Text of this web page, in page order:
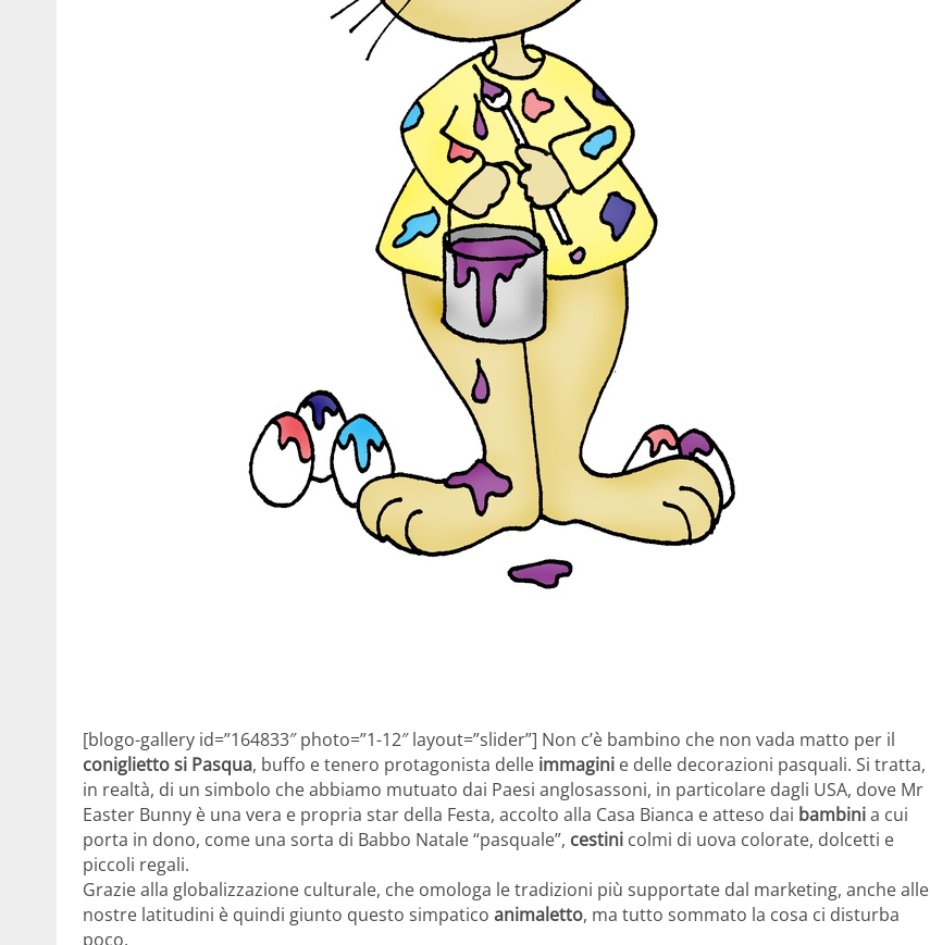
[blogo-gallery id=”164833″ photo=”1-12″ layout=”slider”] Non c’è bambino che non vada matto per il
coniglietto si Pasqua, buffo e tenero protagonista delle immagini e delle decorazioni pasquali. Si tratta,
in realtà, di un simbolo che abbiamo mutuato dai Paesi anglosassoni, in particolare dagli USA, dove Mr
Easter Bunny è una vera e propria star della Festa, accolto alla Casa Bianca e atteso dai bambinia cui
porta in dono, come una sorta di Babbo Natale “pasquale”, cestini colmi di uova colorate, dolcetti e
piccoli regali.
Grazie alla globalizzazione culturale, che omologa le tradizioni più supportate dal marketing, anche alle
nostre latitudini è quindi giunto questo simpatico animaletto, ma tutto sommato la cosa ci disturba
poco.